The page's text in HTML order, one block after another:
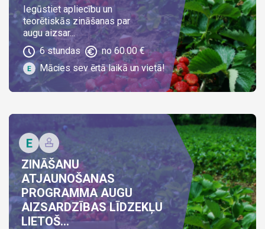
Iegūstiet apliecību un
teorētiskās zināšanas par
augu aizsar...
6 stundas no60.00€
Mācies sev ērtā laikā un vietā!
ZINĀŠANU
ATJAUNOŠANAS
PROGRAMMA AUGU
AIZSARDZĪBAS LĪDZEKĻU
LIETOŠ...